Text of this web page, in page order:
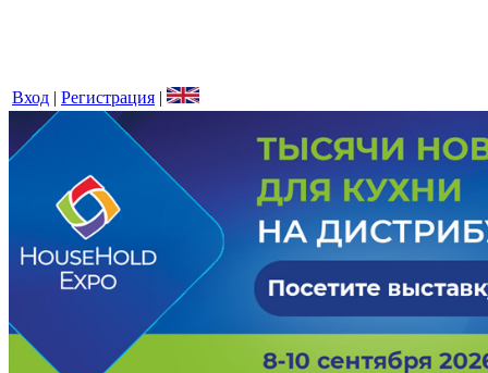
Вход | Регистрация |